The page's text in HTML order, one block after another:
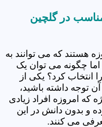
در گلچین
هستند که می توانند به
چگونه می توان یک
کرد؟ یکی از
آن توجه داشته باشید،
امروزه افراد زیادی
و بدون دانش در این
می کنند.